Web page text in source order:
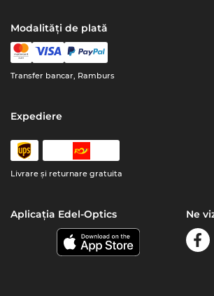
Modalități de plată
Transfer bancar, Ramburs
Expediere
Livrare şi returnare gratuita
Aplicația Edel-Optics Ne